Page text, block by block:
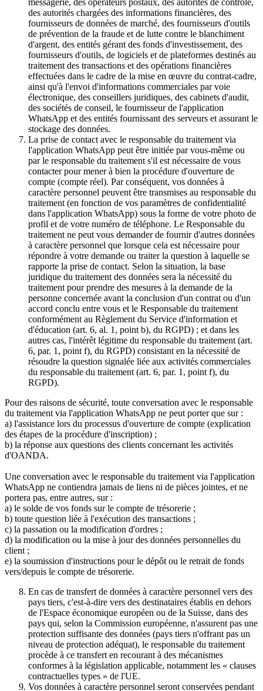
messagerie, des opérateurs postaux, des autorités de contrôle,
des autorités chargées des informations financières, des
fournisseurs de données de marché, des fournisseurs d'outils
de prévention de la fraude et de lutte contre le blanchiment
d'argent, des entités gérant des fonds d'investissement, des
fournisseurs d'outils, de logiciels et de plateformes destinés au
traitement des transactions et des opérations financières
effectuées dans le cadre de la mise en œuvre du contrat-cadre,
ainsi qu'à l'envoi d'informations commerciales par voie
électronique, des conseillers juridiques, des cabinets d'audit,
des sociétés de conseil, le fournisseur de l'application
WhatsApp et des entités fournissant des serveurs et assurant le
stockage des données.
La prise de contact avec le responsable du traitement via
l'application WhatsApp peut être initiée par vous-même ou
par le responsable du traitement s'il est nécessaire de vous
contacter pour mener à bien la procédure d'ouverture de
compte (compte réel). Par conséquent, vos données à
caractère personnel peuvent être transmises au responsable du
traitement (en fonction de vos paramètres de confidentialité
dans l'application WhatsApp) sous la forme de votre photo de
profil et de votre numéro de téléphone. Le Responsable du
traitement ne peut vous demander de fournir d'autres données
à caractère personnel que lorsque cela est nécessaire pour
répondre à votre demande ou traiter la question à laquelle se
rapporte la prise de contact. Selon la situation, la base
juridique du traitement des données sera la nécessité du
traitement pour prendre des mesures à la demande de la
personne concernée avant la conclusion d'un contrat ou d'un
accord conclu entre vous et le Responsable du traitement
conformément au Règlement du Service d'information et
d'éducation (art. 6, al. 1, point b), du RGPD) ; et dans les
autres cas, l'intérêt légitime du responsable du traitement (art.
6, par. 1, point f), du RGPD) consistant en la nécessité de
résoudre la question signalée liée aux activités commerciales
du responsable du traitement (art. 6, par. 1, point f), du
RGPD).
Pour des raisons de sécurité, toute conversation avec le responsable
du traitement via l'application WhatsApp ne peut porter que sur :
a) l'assistance lors du processus d'ouverture de compte (explication
des étapes de la procédure d'inscription) ;
b) la réponse aux questions des clients concernant les activités
d'OANDA.
Une conversation avec le responsable du traitement via l'application
WhatsApp ne contiendra jamais de liens ni de pièces jointes, et ne
portera pas, entre autres, sur :
a) le solde de vos fonds sur le compte de trésorerie ;
b) toute question liée à l'exécution des transactions ;
c) la passation ou la modification d'ordres ;
d) la modification ou la mise à jour des données personnelles du
client ;
e) la soumission d'instructions pour le dépôt ou le retrait de fonds
vers/depuis le compte de trésorerie.
En cas de transfert de données à caractère personnel vers des
pays tiers, c'est-à-dire vers des destinataires établis en dehors
de l'Espace économique européen ou de la Suisse, dans des
pays qui, selon la Commission européenne, n'assurent pas une
protection suffisante des données (pays tiers n'offrant pas un
niveau de protection adéquat), le responsable du traitement
procède à ce transfert en recourant à des mécanismes
conformes à la législation applicable, notamment les « clauses
contractuelles types » de l'UE.
Vos données à caractère personnel seront conservées pendant